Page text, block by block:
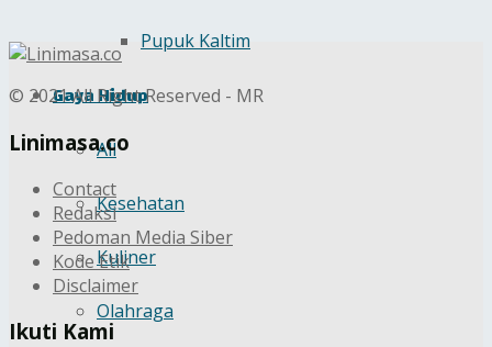
Pupuk Kaltim
Gaya Hidup
All
Kesehatan
Kuliner
Olahraga
© 2021 All Right Reserved - MR
Linimasa.co
Contact
Redaksi
Pedoman Media Siber
Kode Etik
Disclaimer
Ikuti Kami